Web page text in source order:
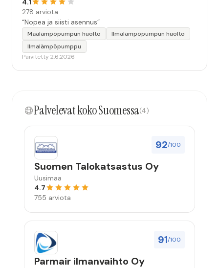
4.1
278 arviota
“Nopea ja siisti asennus”
Maalämpöpumpun huolto
Ilmalämpöpumpun huolto
Ilmalämpöpumppu
Päivitetty 2.6.2026
Palvelevat koko Suomessa(4)
92/100
Suomen Talokatsastus Oy
Uusimaa
4.7
755 arviota
91/100
Parmair ilmanvaihto Oy